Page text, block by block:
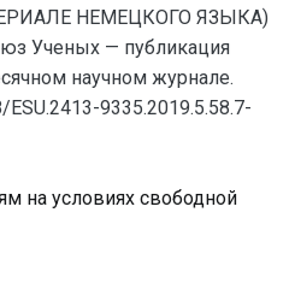
НЕМЕЦКОГО ЯЗЫКА)
Ученых — публикация
научном журнале.
ESU.2413-9335.2019.5.58.7-
на условиях свободной